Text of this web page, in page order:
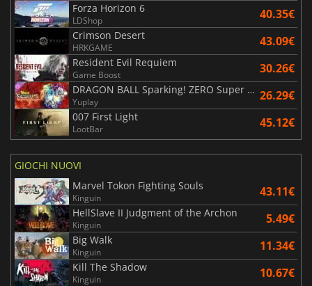
Forza Horizon 6
LDShop 40.35€
Crimson Desert
HRKGAME 43.09€
Resident Evil Requiem
Game Boost 30.26€
DRAGON BALL Sparking! ZERO Super Limit Breaking NEO
Yuplay 26.29€
007 First Light
LootBar 45.12€
GIOCHI NUOVI
Marvel Tokon Fighting Souls
Kinguin 43.11€
HellSlave II Judgment of the Archon
Kinguin 5.49€
Big Walk
Kinguin 11.34€
Kill The Shadow
Kinguin 10.67€